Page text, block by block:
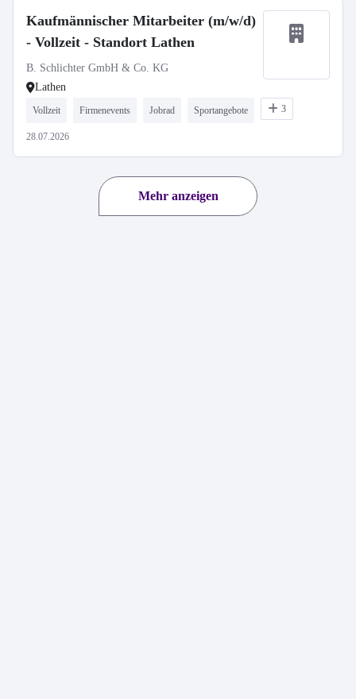
Kaufmännischer Mitarbeiter (m/w/d)
- Vollzeit - Standort Lathen
B. Schlichter GmbH & Co. KG
Lathen
Vollzeit Firmenevents Jobrad Sportangebote 3
28.07.2026
Mehr anzeigen